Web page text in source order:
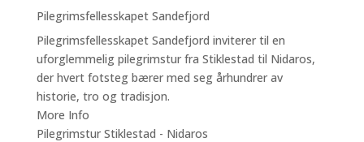
Pilegrimsfellesskapet Sandefjord
Pilegrimsfellesskapet Sandefjord inviterer til en
uforglemmelig pilegrimstur fra Stiklestad til Nidaros,
der hvert fotsteg bærer med seg århundrer av
historie, tro og tradisjon.
More Info
Pilegrimstur Stiklestad - Nidaros